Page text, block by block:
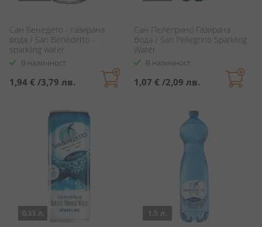
Сан Бенедето - газирана
вода / San Benedetto -
sparkling water
В наличност
1,94 € /3,79 лв.
Сан Пелегрино Газирана
Вода / San Pellegrino Sparkling
Water
В наличност
1,07 € /2,09 лв.
0.33 л. 1.5 л.